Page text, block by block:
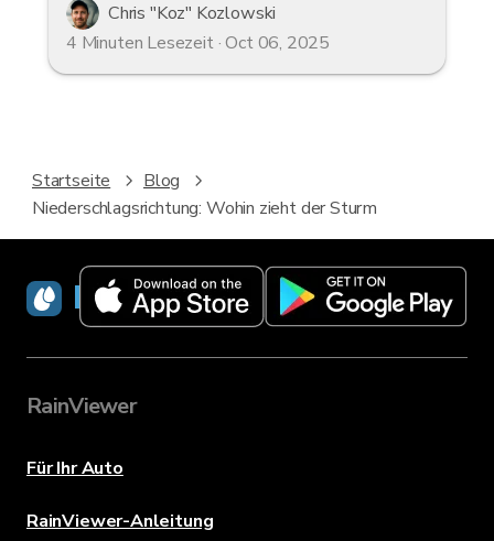
Chris "Koz" Kozlowski
4 Minuten Lesezeit · Oct 06, 2025
Startseite
Blog
Niederschlagsrichtung: Wohin zieht der Sturm
RainViewer
RainViewer
Für Ihr Auto
RainViewer-Anleitung